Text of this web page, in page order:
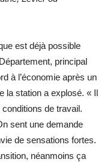
est déjà possible
principal
à l’économie après un
la station a explosé. « Il
conditions de travail.
sent une demande
de sensations fortes.
néanmoins ça